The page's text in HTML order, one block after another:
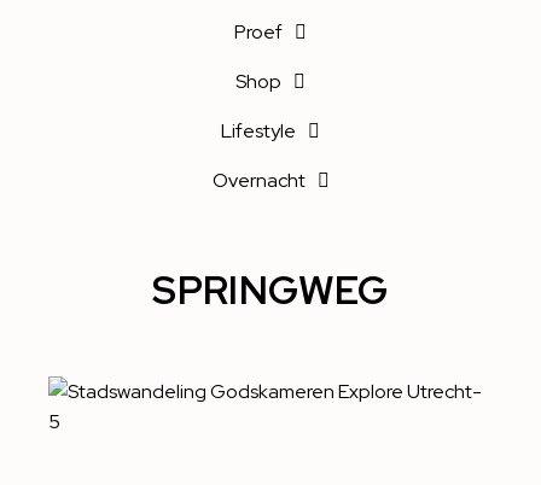
Proef
Shop
Lifestyle
Overnacht
SPRINGWEG